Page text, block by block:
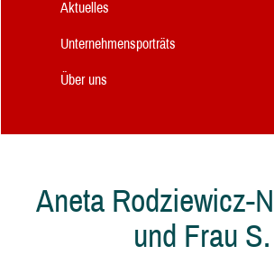
Aktuelles
Unternehmensporträts
Über uns
Aneta Rodziewicz-
und Frau S.